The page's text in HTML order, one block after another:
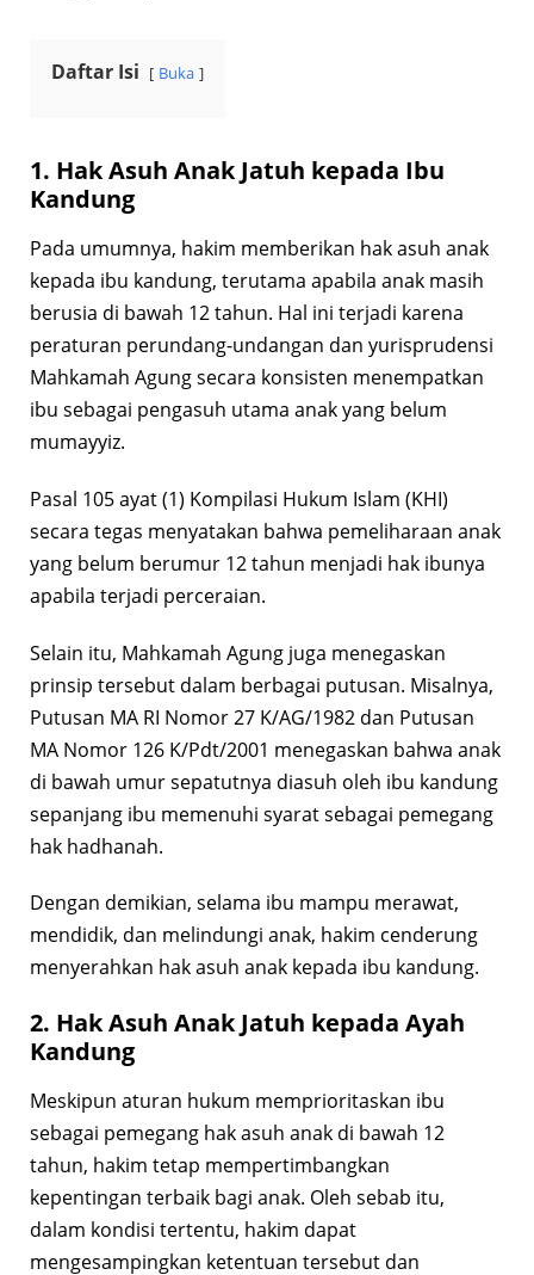
Daftar Isi Buka
1. Hak Asuh Anak Jatuh kepada Ibu
Kandung
Pada umumnya, hakim memberikan hak asuh anak
kepada ibu kandung, terutama apabila anak masih
berusia di bawah 12 tahun. Hal ini terjadi karena
peraturan perundang-undangan dan yurisprudensi
Mahkamah Agung secara konsisten menempatkan
ibu sebagai pengasuh utama anak yang belum
mumayyiz.
Pasal 105 ayat (1) Kompilasi Hukum Islam (KHI)
secara tegas menyatakan bahwa pemeliharaan anak
yang belum berumur 12 tahun menjadi hak ibunya
apabila terjadi perceraian.
Selain itu, Mahkamah Agung juga menegaskan
prinsip tersebut dalam berbagai putusan. Misalnya,
Putusan MA RI Nomor 27 K/AG/1982 dan Putusan
MA Nomor 126 K/Pdt/2001 menegaskan bahwa anak
di bawah umur sepatutnya diasuh oleh ibu kandung
sepanjang ibu memenuhi syarat sebagai pemegang
hak hadhanah.
Dengan demikian, selama ibu mampu merawat,
mendidik, dan melindungi anak, hakim cenderung
menyerahkan hak asuh anak kepada ibu kandung.
2. Hak Asuh Anak Jatuh kepada Ayah
Kandung
Meskipun aturan hukum memprioritaskan ibu
sebagai pemegang hak asuh anak di bawah 12
tahun, hakim tetap mempertimbangkan
kepentingan terbaik bagi anak. Oleh sebab itu,
dalam kondisi tertentu, hakim dapat
mengesampingkan ketentuan tersebut dan